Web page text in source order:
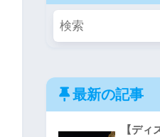
最新の記事
【ディ